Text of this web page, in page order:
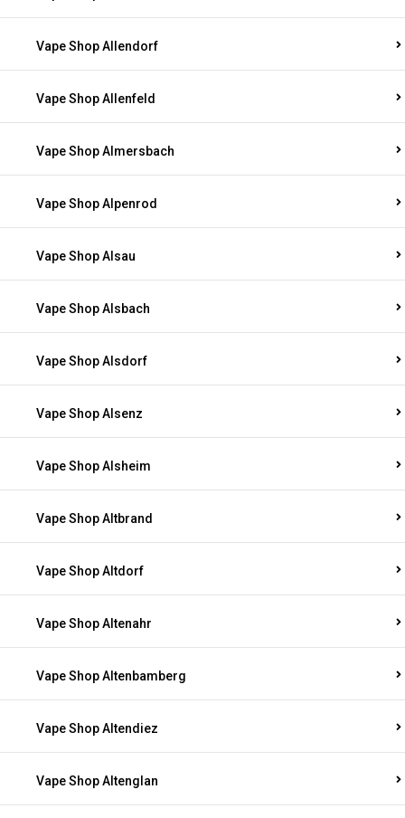
Vape Shop Allendorf
Vape Shop Allenfeld
Vape Shop Almersbach
Vape Shop Alpenrod
Vape Shop Alsau
Vape Shop Alsbach
Vape Shop Alsdorf
Vape Shop Alsenz
Vape Shop Alsheim
Vape Shop Altbrand
Vape Shop Altdorf
Vape Shop Altenahr
Vape Shop Altenbamberg
Vape Shop Altendiez
Vape Shop Altenglan